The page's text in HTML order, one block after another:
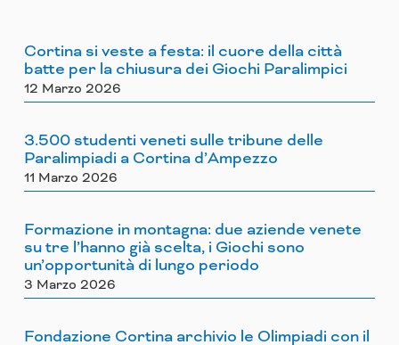
Cortina si veste a festa: il cuore della città
batte per la chiusura dei Giochi Paralimpici
12 Marzo 2026
3.500 studenti veneti sulle tribune delle
Paralimpiadi a Cortina d’Ampezzo
11 Marzo 2026
Formazione in montagna: due aziende venete
su tre l’hanno già scelta, i Giochi sono
un’opportunità di lungo periodo
3 Marzo 2026
Fondazione Cortina archivio le Olimpiadi con il